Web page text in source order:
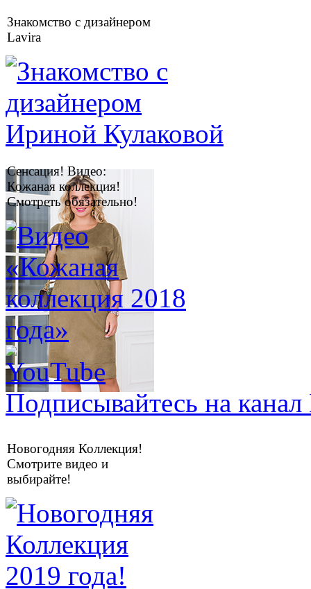
Знакомство с дизайнером
Lavira
Сенсация! Видео:
Кожаная коллекция!
Смотреть обязательно!
Подписывайтесь на
Новогодняя Коллекция!
Смотрите видео и
выбирайте!